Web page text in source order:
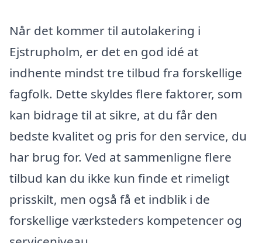
Når det kommer til autolakering i
Ejstrupholm, er det en god idé at
indhente mindst tre tilbud fra forskellige
fagfolk. Dette skyldes flere faktorer, som
kan bidrage til at sikre, at du får den
bedste kvalitet og pris for den service, du
har brug for. Ved at sammenligne flere
tilbud kan du ikke kun finde et rimeligt
prisskilt, men også få et indblik i de
forskellige værksteders kompetencer og